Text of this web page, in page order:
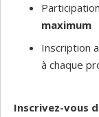
maximum
Inscription
à chaque
Inscrivez-vous